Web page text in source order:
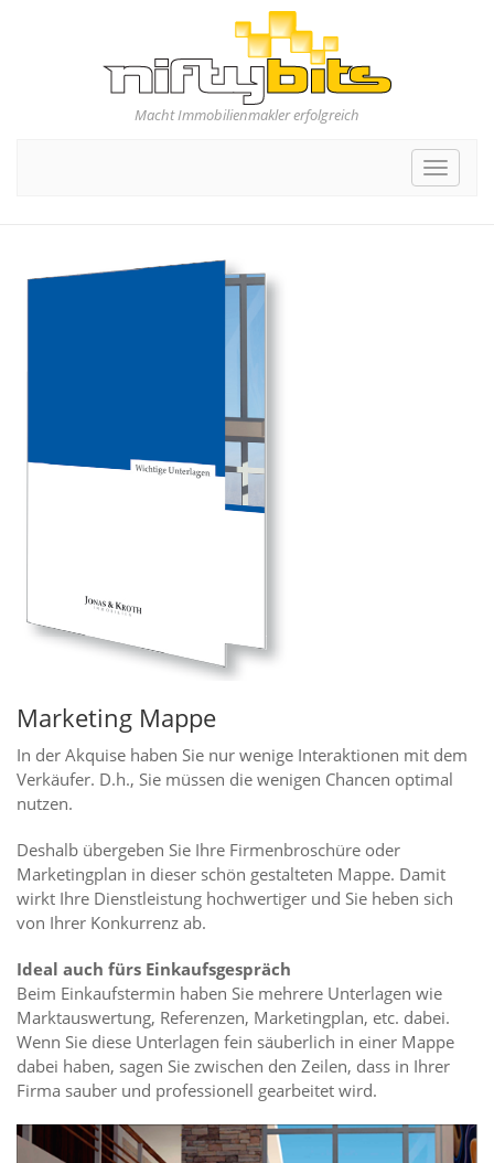
Macht Immobilienmakler erfolgreich
Toggle
Marketing Mappe
In der Akquise haben Sie nur wenige Interaktionen mit dem
Verkäufer. D.h., Sie müssen die wenigen Chancen optimal
nutzen.
Deshalb übergeben Sie Ihre Firmenbroschüre oder
Marketingplan in dieser schön gestalteten Mappe. Damit
wirkt Ihre Dienstleistung hochwertiger und Sie heben sich
von Ihrer Konkurrenz ab.
Ideal auch fürs Einkaufsgespräch
Beim Einkaufstermin haben Sie mehrere Unterlagen wie
Marktauswertung, Referenzen, Marketingplan, etc. dabei.
Wenn Sie diese Unterlagen fein säuberlich in einer Mappe
dabei haben, sagen Sie zwischen den Zeilen, dass in Ihrer
Firma sauber und professionell gearbeitet wird.